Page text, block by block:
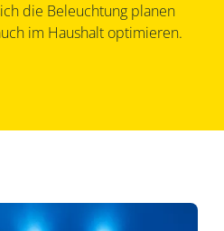
die Beleuchtung planen
im Haushalt optimieren.